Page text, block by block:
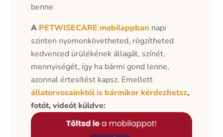
benne
A PETWISECARE mobilappban napi
szinten nyomonkövetheted, rögzítheted
kedvenced ürülékének állagát, színét,
mennyiségét, így ha bármi gond lenne,
azonnal értesítést kapsz. Emellett
állatorvosainktól is bármikor kérdezhetsz,
fotót, videót küldve: